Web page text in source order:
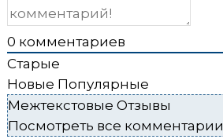
0 комментариев
Старые
Новые Популярные
Межтекстовые Отзывы
Посмотреть все комментарии